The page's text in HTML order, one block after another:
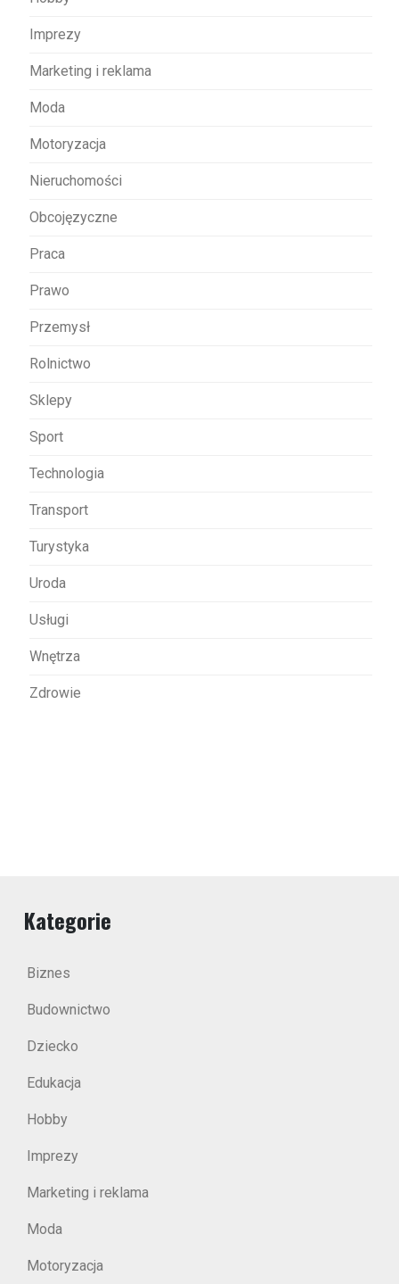
Imprezy
Marketing i reklama
Moda
Motoryzacja
Nieruchomości
Obcojęzyczne
Praca
Prawo
Przemysł
Rolnictwo
Sklepy
Sport
Technologia
Transport
Turystyka
Uroda
Usługi
Wnętrza
Zdrowie
Kategorie
Biznes
Budownictwo
Dziecko
Edukacja
Hobby
Imprezy
Marketing i reklama
Moda
Motoryzacja